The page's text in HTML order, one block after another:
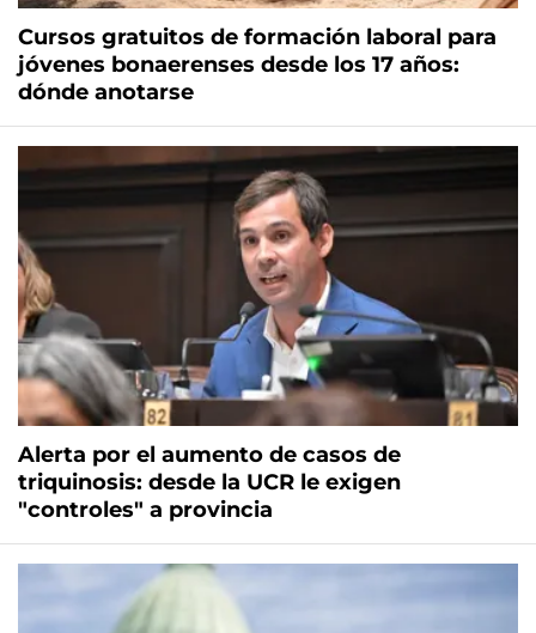
Cursos gratuitos de formación laboral para
jóvenes bonaerenses desde los 17 años:
dónde anotarse
Alerta por el aumento de casos de
triquinosis: desde la UCR le exigen
"controles" a provincia